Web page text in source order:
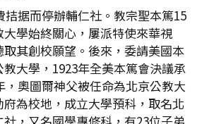
拮据而停辦輔仁社。教宗聖本篤15
學始終關心，屢派特使來華視
其創校願望。後來，委請美國本
大學，1923年全美本篤會決議承
，奧圖爾神父被任命為北京公教大
為校地，成立大學預科，取名北